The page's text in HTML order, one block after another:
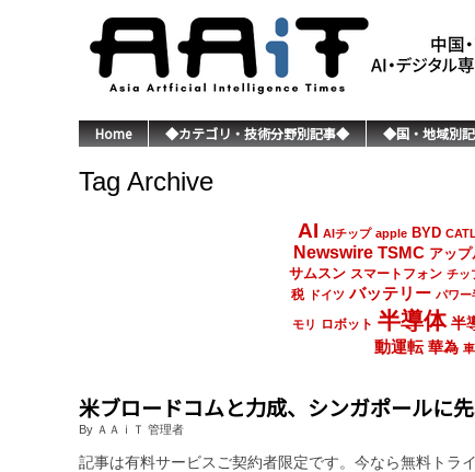
Home ◆カテゴリ・技術分野別記事◆ ◆国・地域別
Tag Archive
AI AIチップ apple BYD CATL
Newswire TSMC アップ
サムスン スマートフォン チッ
税
ドイツ バッテリー パワー
モリ ロボット 半導体 半
動運転 華為
米ブロードコムと力成、シンガポールに
By ＡＡｉＴ 管理者
記事は有料サービスご契約者限定です。今なら無料トラ